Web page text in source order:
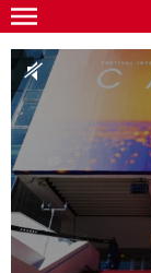
Skip
to
main
content
Gwiazdy
Ludzie
Moda
Uroda
Styl życia